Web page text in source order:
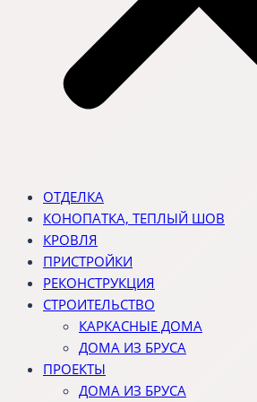
ОТДЕЛКА
КОНОПАТКА, ТЕПЛЫЙ ШОВ
КРОВЛЯ
ПРИСТРОЙКИ
РЕКОНСТРУКЦИЯ
СТРОИТЕЛЬСТВО
КАРКАСНЫЕ ДОМА
ДОМА ИЗ БРУСА
ПРОЕКТЫ
ДОМА ИЗ БРУСА